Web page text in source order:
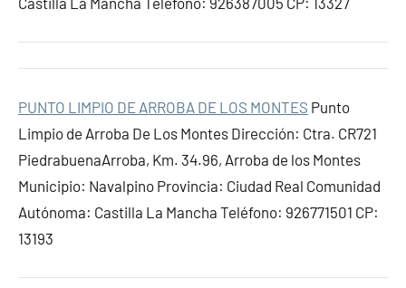
PUNTO LIMPIO DE ARROBA DE LOS MONTES Punto
Limpio de Arroba De Los Montes Dirección: Ctra. CR721
PiedrabuenaArroba, Km. 34.96, Arroba de los Montes
Municipio: Navalpino Provincia: Ciudad Real Comunidad
Autónoma: Castilla La Mancha Teléfono: 926771501 CP:
13193